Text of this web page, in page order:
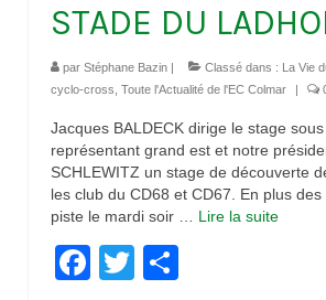
STADE DU
par Stéphane Bazin | Classé dans : La Vie
cyclo-cross Toute l'Actualité de l'EC Colmar |
Jacques BALDECK dirige le stage
représentant grand est et notre
SCHLEWITZ un stage de découverte
les club du CD68 et CD67. En plus
piste le mardi soir … Lire la suite­­
Facebook
Twitter